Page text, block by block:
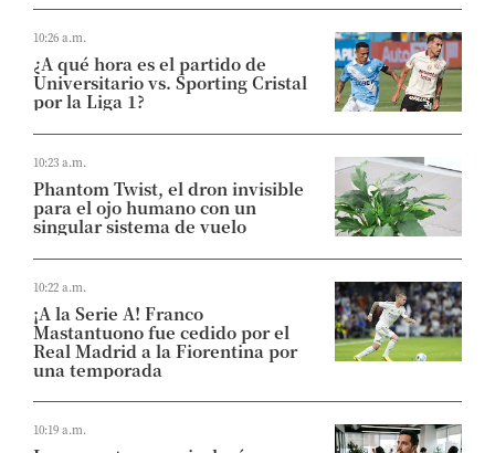
10:26 a.m.
¿A qué hora es el partido de
Universitario vs. Sporting Cristal
por la Liga 1?
10:23 a.m.
Phantom Twist, el dron invisible
para el ojo humano con un
singular sistema de vuelo
10:22 a.m.
¡A la Serie A! Franco
Mastantuono fue cedido por el
Real Madrid a la Fiorentina por
una temporada
10:19 a.m.